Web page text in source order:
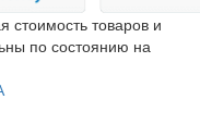
товаров и
по состоянию на